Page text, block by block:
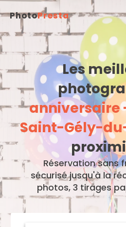
PhotoPresta
Les
anniversaire
Saint-Gély-
Réservation sans
sécurisé jusqu'à la
photos, 3 tirages